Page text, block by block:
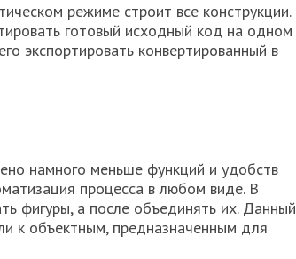
режиме строит все конструкции.
готовый исходный код на одном
экспортировать конвертированный в
намного меньше функций и удобств
процесса в любом виде. В
фигуры, а после объединять их. Данный
к объектным, предназначенным для